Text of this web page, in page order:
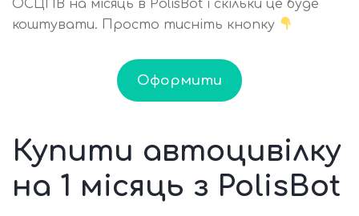
ОСЦПВ на місяць в PolisBot і скільки це буде
коштувати. Просто тисніть кнопку
Оформити
Купити автоцивілку
на 1 місяць з PolisBot